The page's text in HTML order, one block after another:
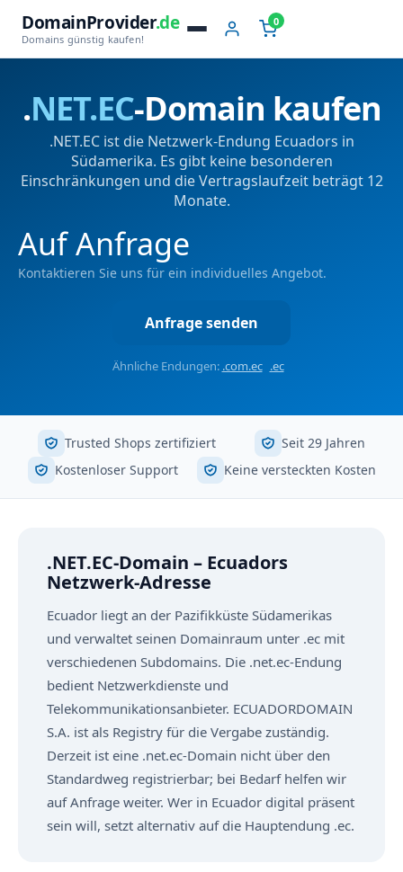
DomainProvider.de
Domains günstig kaufen!
0
.NET.EC-Domain kaufen
.NET.EC ist die Netzwerk-Endung Ecuadors in
Südamerika. Es gibt keine besonderen
Einschränkungen und die Vertragslaufzeit beträgt 12
Monate.
Auf Anfrage
Kontaktieren Sie uns für ein individuelles Angebot.
Anfrage senden
Ähnliche Endungen: .com.ec .ec
Trusted Shops zertifiziert
Seit 29 Jahren
Kostenloser Support
Keine versteckten Kosten
.NET.EC-Domain – Ecuadors
Netzwerk-Adresse
Ecuador liegt an der Pazifikküste Südamerikas
und verwaltet seinen Domainraum unter .ec mit
verschiedenen Subdomains. Die .net.ec-Endung
bedient Netzwerkdienste und
Telekommunikationsanbieter. ECUADORDOMAIN
S.A. ist als Registry für die Vergabe zuständig.
Derzeit ist eine .net.ec-Domain nicht über den
Standardweg registrierbar; bei Bedarf helfen wir
auf Anfrage weiter. Wer in Ecuador digital präsent
sein will, setzt alternativ auf die Hauptendung .ec.